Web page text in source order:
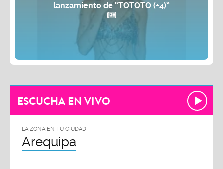
lanzamiento de “TOTOTO (+4)”
ESCUCHA EN VIVO
LA ZONA EN TU CIUDAD
Arequipa